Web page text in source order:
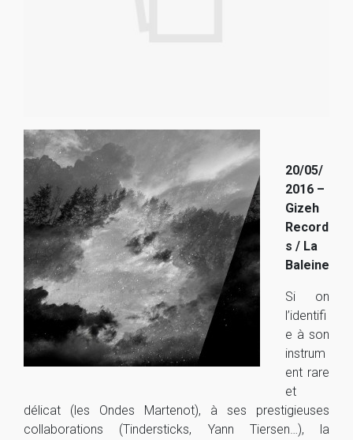
20/05/
2016 –
Gizeh
Record
s / La
Baleine
Si on
l’identifi
e à son
instrum
ent rare
et
délicat (les Ondes Martenot), à ses prestigieuses
collaborations (Tindersticks, Yann Tiersen…), la